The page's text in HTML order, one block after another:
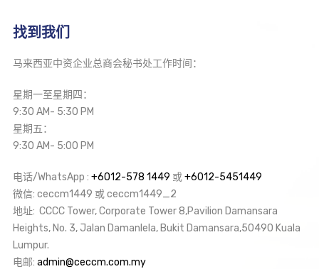
找到我们
马来西亚中资企业总商会秘书处工作时间：
星期一至星期四：
9:30 AM- 5:30 PM
星期五：
9:30 AM- 5:00 PM
电话/WhatsApp : +6012-578 1449 或+6012-5451449
微信: ceccm1449 或 ceccm1449_2
地址: CCCC Tower, Corporate Tower 8,Pavilion Damansara
Heights, No. 3, Jalan Damanlela, Bukit Damansara,50490 Kuala
Lumpur.
电邮: admin@ceccm.com.my